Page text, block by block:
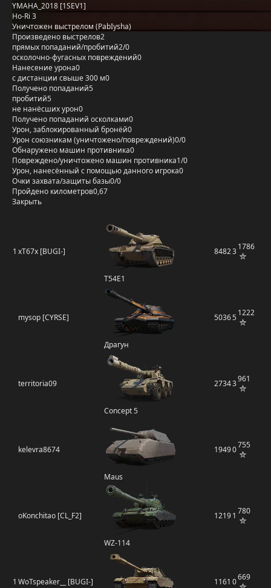
YMAHA_2018 [1SEV1]
Ho-Ri 3
Уничтожен выстрелом (PabIysha)
Произведено выстрелов2
прямых попаданий/пробитий2/0
осколочно-фугасных повреждений0
Нанесение урона0
с дистанции свыше 300 м0
Получено попаданий5
пробитий5
не нанёсших урон0
Получено попаданий осколками0
Урон, заблокированный бронёй0
Урон союзникам (уничтожено/повреждений)0/0
Обнаружено машин противника0
Повреждено/уничтожено машин противника1/0
Урон, нанесённый с помощью данного игрока0
Очки захвата/защиты базы0/0
Пройдено километров0,67
Закрыть
1 xT67x [BUGI-]
T54E1
848231786
mysop [CYRSE]
Драгун
503651222
territoria09
Concept 5
27343961
kelevra8674
Maus
19490755
oKonchitao [CL_F2]
WZ-114
12191 780
1 WoTspeaker__ [BUGI-] 1161 0669